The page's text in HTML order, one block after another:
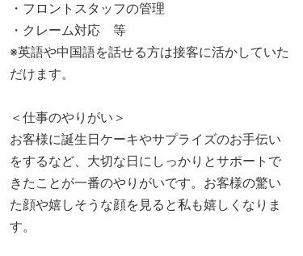
・フロントスタッフの管理
・クレーム対応 等
※英語や中国語を話せる方は接客に活かしていた
だけます。
＜仕事のやりがい＞
お客様に誕生日ケーキやサプライズのお手伝い
をするなど、大切な日にしっかりとサポートで
きたことが一番のやりがいです。お客様の驚い
た顔や嬉しそうな顔を見ると私も嬉しくなりま
す。